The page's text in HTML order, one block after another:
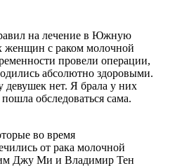
на лечение в Южную
женщин с раком молочной
провели операции,
абсолютно здоровыми.
девушек нет. Я брала у них
обследоваться сама.
во время
от рака молочной
Джу Ми и Владимир Тен